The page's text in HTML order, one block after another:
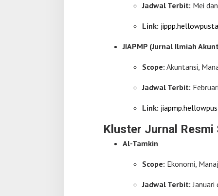
Jadwal Terbit: Mei
Link:
JIAPMP (Jurnal Ilmiah
Scope: Akuntansi,
Jadwal Terbit:
Link:
Kluster Jurnal
Al-Tamkin
Scope: Ekonomi,
Jadwal Terbit: Januari